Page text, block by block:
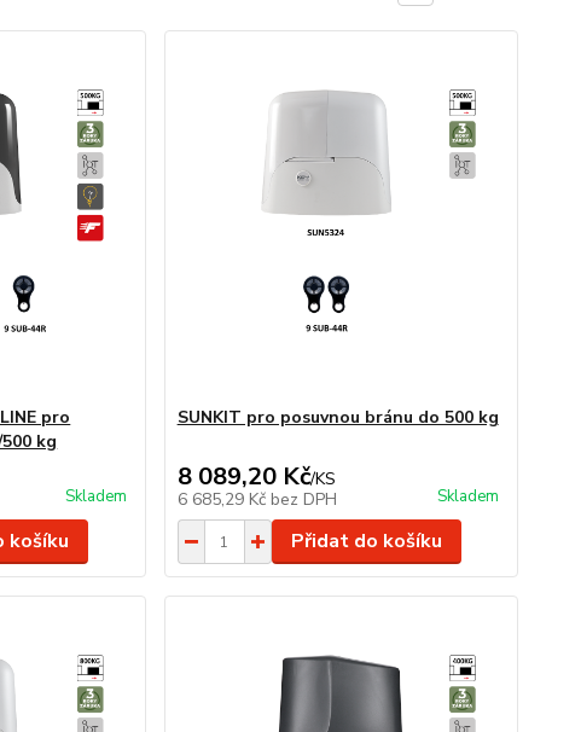
pro
kg
Skladem
košíku
SUNKIT pro posuvnou bránu do 500 kg
8 089,20 Kč/KS
6 685,29 Kč bez DPH Skladem
Přidat do košíku